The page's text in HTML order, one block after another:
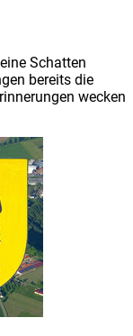
Schatten
bereits die
wecken